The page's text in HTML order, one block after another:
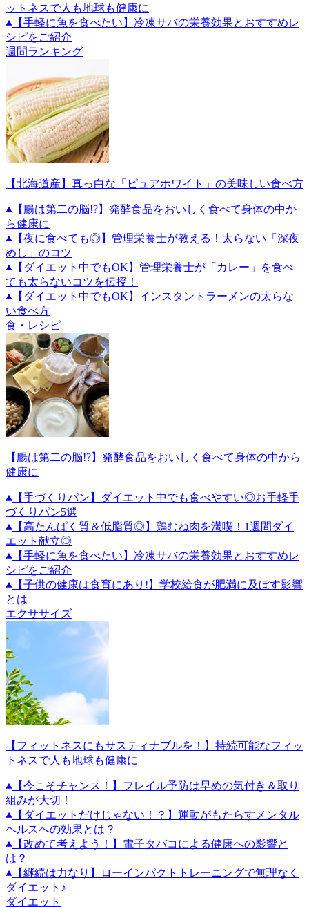
ットネスで人も地球も健康に
【手軽に魚を食べたい】冷凍サバの栄養効果とおすすめレ
シピをご紹介
週間ランキング
【北海道産】真っ白な「ピュアホワイト」の美味しい食べ方
【腸は第二の脳!?】発酵食品をおいしく食べて身体の中か
ら健康に
【夜に食べても◎】管理栄養士が教える！太らない「深夜
めし」のコツ
【ダイエット中でもOK】管理栄養士が「カレー」を食べ
ても太らないコツを伝授！
【ダイエット中でもOK】インスタントラーメンの太らな
い食べ方
食・レシピ
【腸は第二の脳!?】発酵食品をおいしく食べて身体の中から
健康に
【手づくりパン】ダイエット中でも食べやすい◎お手軽手
づくりパン5選
【高たんぱく質＆低脂質◎】鶏むね肉を満喫！1週間ダイ
エット献立◎
【手軽に魚を食べたい】冷凍サバの栄養効果とおすすめレ
シピをご紹介
【子供の健康は食育にあり!】学校給食が肥満に及ぼす影響
とは
エクササイズ
【フィットネスにもサスティナブルを！】持続可能なフィッ
トネスで人も地球も健康に
【今こそチャンス！】フレイル予防は早めの気付き＆取り
組みが大切！
【ダイエットだけじゃない！？】運動がもたらすメンタル
ヘルスへの効果とは？
【改めて考えよう！】電子タバコによる健康への影響と
は？
【継続は力なり】ローインパクトトレーニングで無理なく
ダイエット♪
ダイエット